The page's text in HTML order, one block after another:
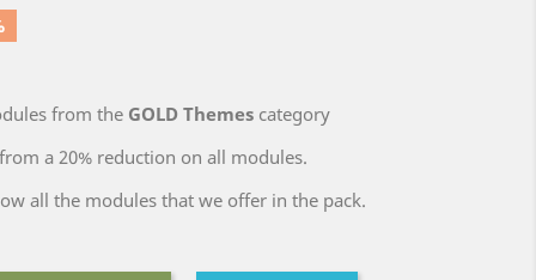
from the GOLD Themes category
a 20% reduction on all modules.
all the modules that we offer in the pack.